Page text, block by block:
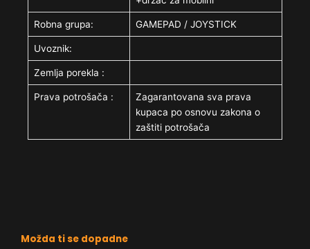
Robna grupa: GAMEPAD / JOYSTICK
Uvoznik:
Zemlja porekla :
Prava potrošača :
Zagarantovana sva prava
kupaca po osnovu zakona o
zaštiti potrošača
Možda ti se dopadne